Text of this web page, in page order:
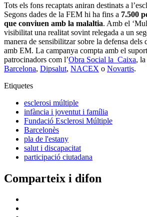
Tots els fons recaptats aniran destinats a
Segons dades de la FEM hi ha fins a 7.500
que conviuen amb la malaltia. Amb el
visibilitat una realitat sovint relegada a un
manera de sensibilitzar sobre la defensa dels
amb EM. La campanya compta amb el
patrocinadors com l’Obra Social la Caixa, la
Barcelona, Dipsalut, NACEX o Novartis.
Etiquetes
esclerosi múltiple
infància i joventut i família
Fundació Esclerosi Múltiple
Barcelonès
pla de l'estany
salut i discapacitat
participació ciutadana
Comparteix i difon